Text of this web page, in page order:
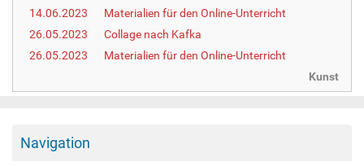
14.06.2023
Materialien für den Online-Unterricht
26.05.2023
Collage nach Kafka
26.05.2023
Materialien für den Online-Unterricht
Kunst
Navigation